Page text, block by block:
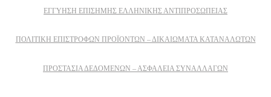
ΕΓΓΎΗΣΗ ΕΠΊΣΗΜΗΣ ΕΛΛΗΝΙΚΉΣ ΑΝΤΙΠΡΟΣΩΠΕΊΑΣ
ΠΟΛΙΤΙΚΉ ΕΠΙΣΤΡΟΦΏΝ ΠΡΟΪΌΝΤΩΝ – ΔΙΚΑΙΏΜΑΤΑ ΚΑΤΑΝΑΛΩΤΏΝ
ΠΡΟΣΤΑΣΊΑ ΔΕΔΟΜΈΝΩΝ – ΑΣΦΆΛΕΙΑ ΣΥΝΑΛΛΑΓΏΝ